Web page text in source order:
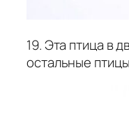
19. Эта птица в
остальные